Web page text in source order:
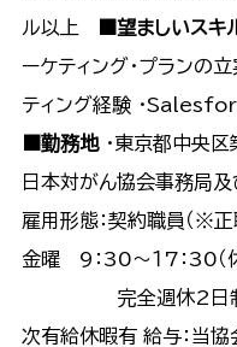
ル以上
■望ましいスキ
ーケティング・プランの
ティング経験 ・
■勤務地・東京都中央
日本対がん協会事務局
雇用形態：契約職員（※
金曜 9：30～１7：30（
完全週休2日制（土
次有給休暇有 給与：当